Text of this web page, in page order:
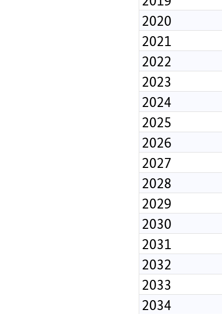
2020
2021
2022
2023
2024
2025
2026
2027
2028
2029
2030
2031
2032
2033
2034